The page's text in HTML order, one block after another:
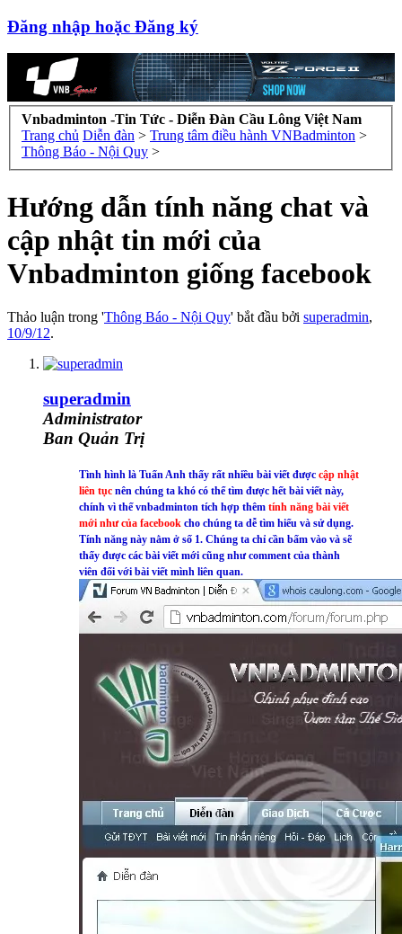
Đăng nhập hoặc Đăng ký
Vnbadminton -Tin Tức - Diễn Đàn Cầu Lông Việt Nam
Trang chủ Diễn đàn > Trung tâm điều hành VNBadminton >
Thông Báo - Nội Quy >
Hướng dẫn tính năng chat và
cập nhật tin mới của
Vnbadminton giống facebook
Thảo luận trong 'Thông Báo - Nội Quy' bắt đầu bởi superadmin,
10/9/12.
superadmin
Administrator
Ban Quản Trị
Tình hình là Tuấn Anh thấy rất nhiều bài viết được cập nhật
liên tục nên chúng ta khó có thể tìm được hết bài viết này,
chính vì thế vnbadminton tích hợp thêm tính năng bài viết
mới như của facebook cho chúng ta dễ tìm hiểu và sử dụng.
Tính năng này nằm ở số 1. Chúng ta chỉ cần bấm vào và sẽ
thấy được các bài viết mới cũng như comment của thành
viên đối với bài viết mình liên quan.